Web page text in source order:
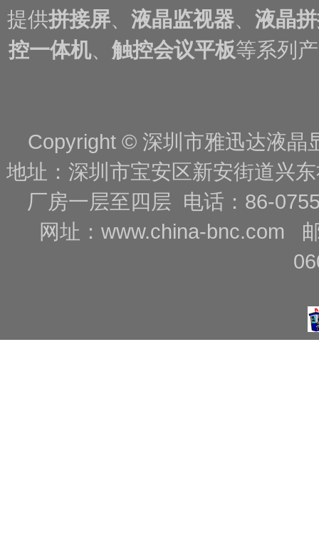
提供拼接屏、 液晶监视器、 液晶
控一体机、 触控会议平板等系列
Copyright © 深圳市雅迅达液
地址：深圳市宝安区新安街道兴
厂房一层至四层 电话：86-
网址： www.china-bnc.com